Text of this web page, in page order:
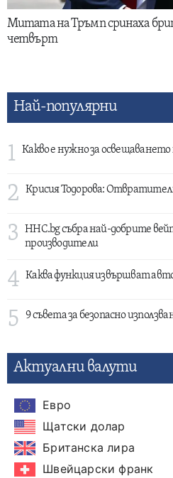
Митата на Тръмп сринаха
четвърт
Най-популярни
1 Какво е нужно за
2 Крисия Тодорова:
3
HHC.bg събра най-добрите
производители
4 Каква функция извършват
5 9 съвета за безопасно
Актуални валути
Евро
Щатски долар
Британска лира
Швейцарски франк